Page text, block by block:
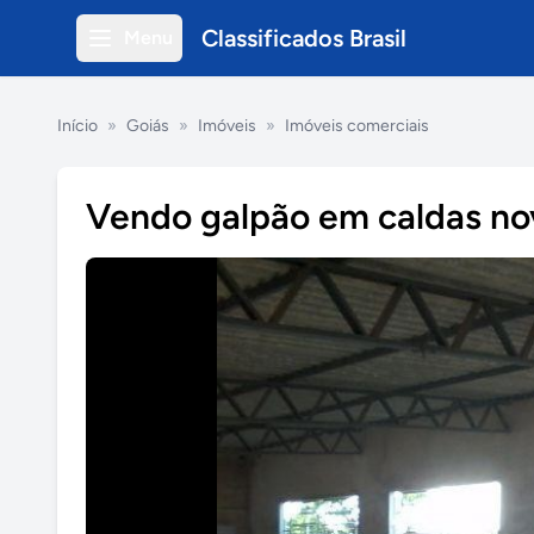
Classificados Brasil
Início » Goiás » Imóveis » Imóveis comerciais
Vendo galpão em caldas